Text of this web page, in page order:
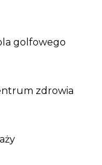
golfowego
zdrowia